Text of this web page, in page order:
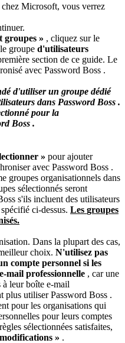
chez Microsoft, vous verrez
.
groupes » , cliquez sur le
le groupe d'utilisateurs
ère section de ce guide. Le
é avec Password Boss .
é d'utiliser un groupe dédié
dans Password Boss .
é pour la
Boss .
» pour ajouter
avec Password Boss .
groupes organisationnels dans
sélectionnés seront
s'ils incluent des utilisateurs
spécifié ci-dessus. Les groupes
és.
. Dans la plupart des cas,
choix. N'utilisez pas
compte personnel si les
e-mail professionnelle , car une
à leur boîte e-mail
plus utiliser Password Boss .
pour les organisations qui
pour leurs comptes
règles sélectionnées satisfaites,
modifications » .